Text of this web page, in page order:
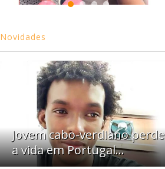
Novidades
Jovem cabo-verdiano perde
a vida em Portugal...